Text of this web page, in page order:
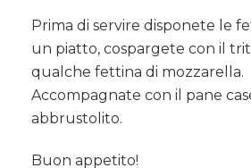
Prima di servire disponete le
un piatto, cospargete con il
qualche fettina di mozzarella.
Accompagnate con il pane
abbrustolito.
Buon appetito!